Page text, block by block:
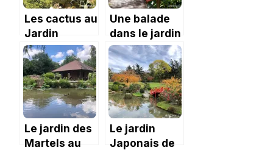
Les cactus au
Jardin
Botanique du
Cap Roig.
Une balade
dans le jardin
d’Eden de
l’Ermitage
Le jardin des
Martels au
Le jardin
Japonais de